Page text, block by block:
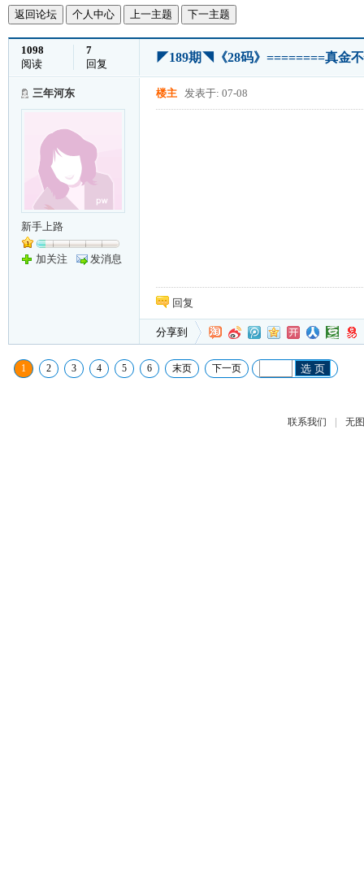
返回论坛 个人中心 上一主题 下一主题
1098
阅读
7
回复
◤189期◥《28码》========真金
三年河东
新手上路
加关注 发消息
楼主 发表于: 07-08
回复
分享到
1 2 3 4 5 6 末页 下一页 选 页
联系我们 | 无